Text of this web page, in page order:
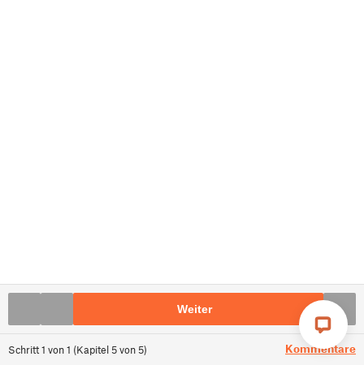
Schritt1 von1 (Kapitel 5von 5) Kommentare
Weiter